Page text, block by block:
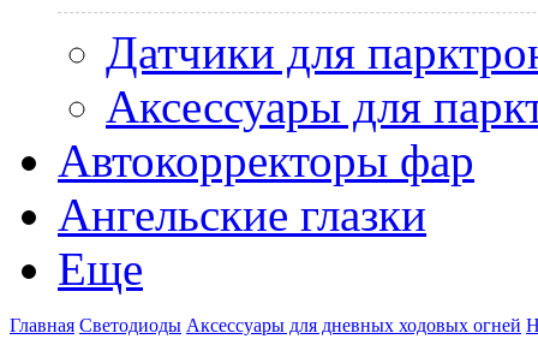
Датчики для
Аксессуары для
Автокорректоры фар
Ангельские глазки
Еще
Главная Светодиоды Аксессуары для дневных ходовых огней